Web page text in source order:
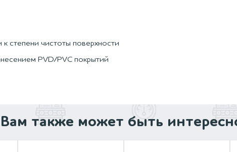
степени чистоты поверхности
PVD/PVC покрытий
Вам также может быть